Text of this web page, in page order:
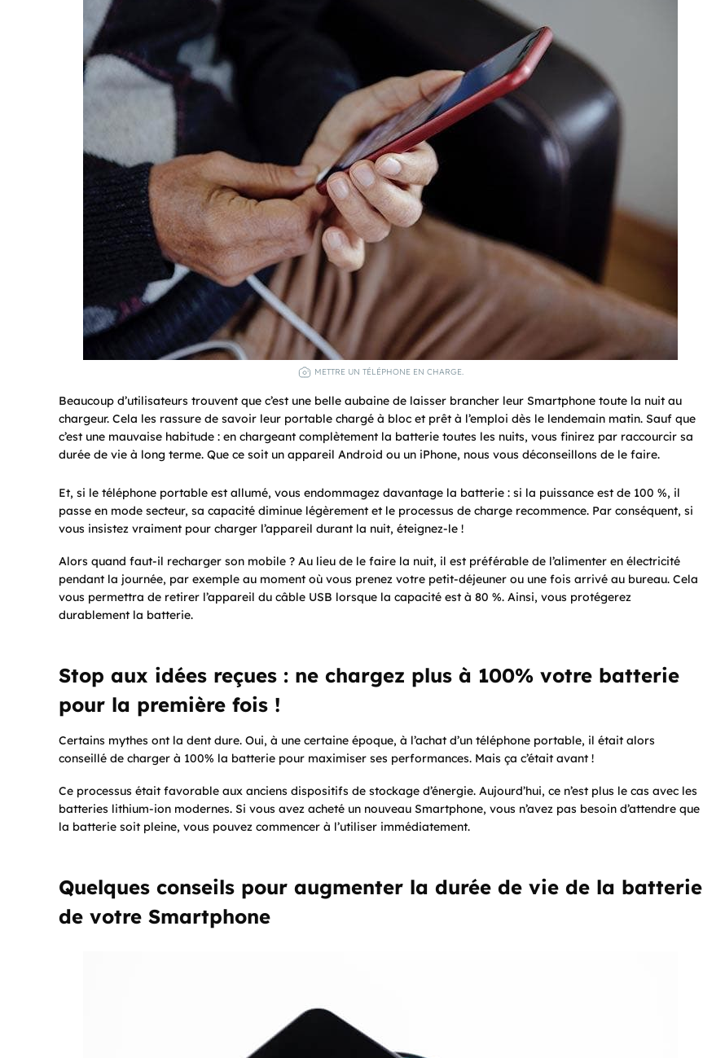
METTRE UN TÉLÉPHONE EN CHARGE.
Beaucoup d’utilisateurs trouvent que c’est une belle aubaine de laisser brancher leur Smartphone toute la nuit au
chargeur. Cela les rassure de savoir leur portable chargé à bloc et prêt à l’emploi dès le lendemain matin. Sauf que
c’est une mauvaise habitude : en chargeant complètement la batterie toutes les nuits, vous finirez par raccourcir sa
durée de vie à long terme. Que ce soit un appareil Android ou un iPhone, nous vous déconseillons de le faire.
Et, si le téléphone portable est allumé, vous endommagez davantage la batterie : si la puissance est de 100 %, il
passe en mode secteur, sa capacité diminue légèrement et le processus de charge recommence. Par conséquent, si
vous insistez vraiment pour charger l’appareil durant la nuit, éteignez-le !
Alors quand faut-il recharger son mobile ? Au lieu de le faire la nuit, il est préférable de l’alimenter en électricité
pendant la journée, par exemple au moment où vous prenez votre petit-déjeuner ou une fois arrivé au bureau. Cela
vous permettra de retirer l’appareil du câble USB lorsque la capacité est à 80 %. Ainsi, vous protégerez
durablement la batterie.
Stop aux idées reçues : ne chargez plus à 100% votre batterie
pour la première fois !
Certains mythes ont la dent dure. Oui, à une certaine époque, à l’achat d’un téléphone portable, il était alors
conseillé de charger à 100% la batterie pour maximiser ses performances. Mais ça c’était avant !
Ce processus était favorable aux anciens dispositifs de stockage d’énergie. Aujourd’hui, ce n’est plus le cas avec les
batteries lithium-ion modernes. Si vous avez acheté un nouveau Smartphone, vous n’avez pas besoin d’attendre que
la batterie soit pleine, vous pouvez commencer à l’utiliser immédiatement.
Quelques conseils pour augmenter la durée de vie de la batterie
de votre Smartphone